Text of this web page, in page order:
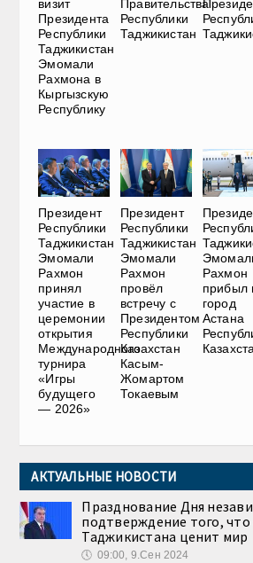
визит
Президента
Республики
Таджикистан
Эмомали
Рахмона в
Кыргызскую
Республику
Правительства
Республики
Таджикистан
Президент
Республики
Таджикистан
Эмомали
Рахмон
принял
участие в
церемонии
открытия
Международного
турнира
«Игры
будущего
— 2026»
Президент
Республики
Таджикистан
Эмомали
Рахмон
провёл
встречу с
Президентом
Республики
Казахстан
Касым-
Жомартом
Токаевым
Рахмон
прибыл
город
Астана
АКТУАЛЬНЫЕ НОВОСТИ
Празднование Дня
подтверждение того,
Таджикистана ценит мир
🕔 09:00, 9.Сен 2024